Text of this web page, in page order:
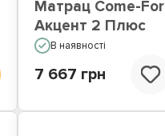
Матрац Come-For
Акцент 2 Плюс
В наявності
7 667 грн